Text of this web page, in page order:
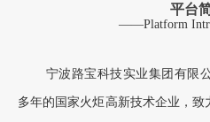
平台
——Platform
宁波路宝科技实业集团有限
多年的国家火炬高新技术企业，